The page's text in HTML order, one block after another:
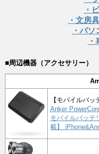
・
・文房
・パ
■周辺機器（アクセサリー）
【モバイルバッ
Anker
モバイルバッテ
載】